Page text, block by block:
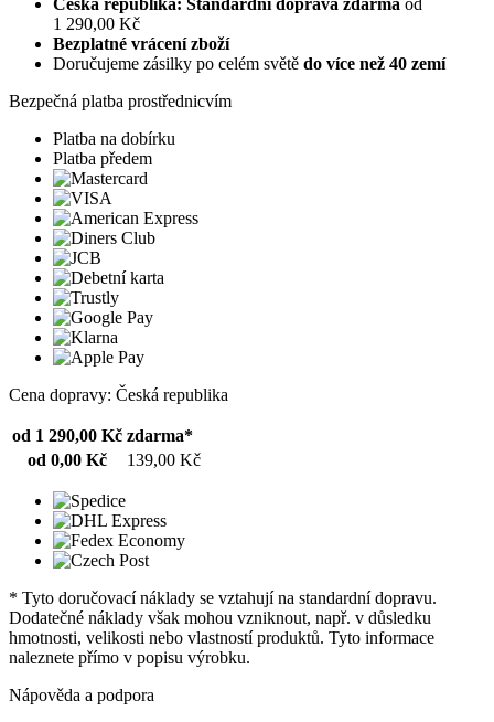
Česká republika: Standardní doprava zdarma od
1 290,00 Kč
Bezplatné vrácení zboží
Doručujeme zásilky po celém světě do více než 40 zemí
Bezpečná platba prostřednicvím
Platba na dobírku
Platba předem
Cena dopravy: Česká republika
od 1 290,00 Kč zdarma*
od 0,00 Kč
139,00 Kč
* Tyto doručovací náklady se vztahují na standardní dopravu.
Dodatečné náklady však mohou vzniknout, např. v důsledku
hmotnosti, velikosti nebo vlastností produktů. Tyto informace
naleznete přímo v popisu výrobku.
Nápověda a podpora